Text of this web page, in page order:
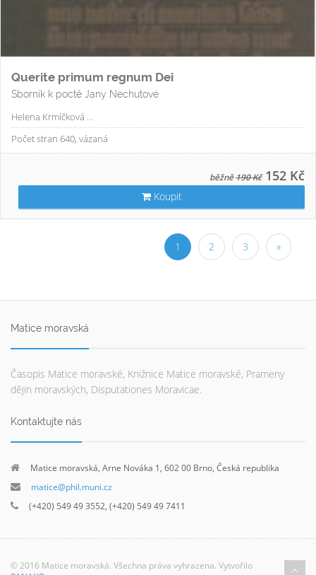
Querite primum regnum Dei
Sborník k poctě Jany Nechutové
Helena Krmíčková ...
Počet stran 640, vázaná
běžně190 Kč 152 Kč
Koupit
1 2 3 »
Matice moravská
Časopis Matice moravské, Knižnice Matice moravské, Prameny
dějin moravských, Disputationes Moravicae.
Kontaktujte nás
Matice moravská, Arne Nováka 1, 602 00 Brno, Česká republika
matice@phil.muni.cz
(+420) 549 49 3552, (+420) 549 49 7411
© 2016 Matice moravská. Všechna práva vyhrazena. Vytvořilo